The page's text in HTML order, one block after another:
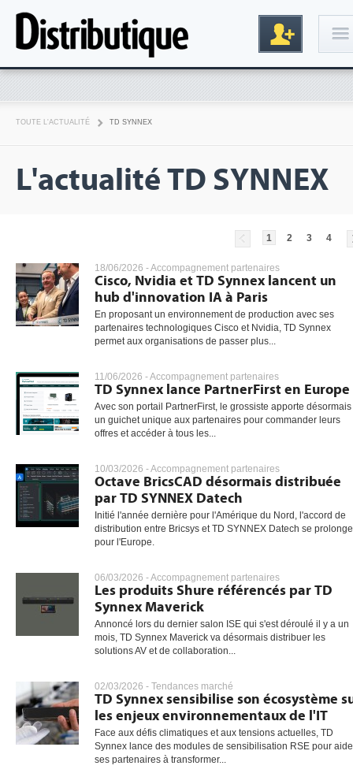
gratuite
TOUTE L'ACTUALITÉ TD SYNNEX
L'actualité TD SYNNEX
1 2 3 4
18/06/2026 -Accompagnement partenaires
Cisco, Nvidia et TD Synnex lancent un
hub d'innovation IA à Paris
En proposant un environnement de production avec ses
partenaires technologiques Cisco et Nvidia, TD Synnex
permet aux organisations de passer plus...
11/06/2026 -Accompagnement partenaires
TD Synnex lance PartnerFirst en Europe
Avec son portail PartnerFirst, le grossiste apporte désormais
un guichet unique aux partenaires pour commander leurs
offres et accéder à tous les...
10/03/2026 -Accompagnement partenaires
Octave BricsCAD désormais distribuée
par TD SYNNEX Datech
Initié l'année dernière pour l'Amérique du Nord, l'accord de
distribution entre Bricsys et TD SYNNEX Datech se prolonge
pour l'Europe.
06/03/2026 -Accompagnement partenaires
Les produits Shure référencés par TD
Synnex Maverick
Annoncé lors du dernier salon ISE qui s'est déroulé il y a un
mois, TD Synnex Maverick va désormais distribuer les
solutions AV et de collaboration...
02/03/2026 - Tendances marché
TD Synnex sensibilise son écosystème
les enjeux environnementaux de l'IT
Face aux défis climatiques et aux tensions actuelles, TD
Synnex lance des modules de sensibilisation RSE pour
ses partenaires à transformer...